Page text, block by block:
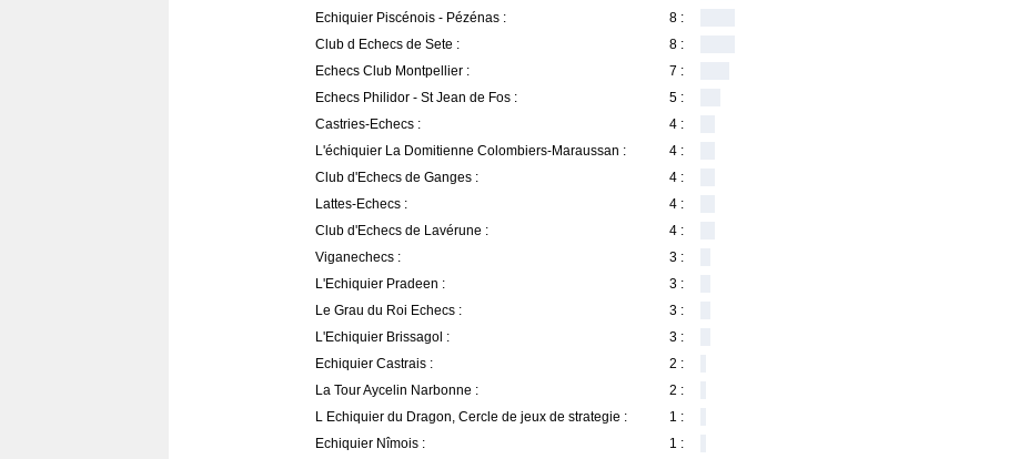
Echiquier Piscénois - Pézénas :
8 :
Club d Echecs de Sete :
8 :
Echecs Club Montpellier :
7 :
Echecs Philidor - St Jean de Fos :
5 :
Castries-Echecs :
4 :
L'échiquier La Domitienne Colombiers-Maraussan :
4 :
Club d'Echecs de Ganges :
4 :
Lattes-Echecs :
4 :
Club d'Echecs de Lavérune :
4 :
Viganechecs :
3 :
L'Echiquier Pradeen :
3 :
Le Grau du Roi Echecs :
3 :
L'Echiquier Brissagol :
3 :
Echiquier Castrais :
2 :
La Tour Aycelin Narbonne :
2 :
L Echiquier du Dragon, Cercle de jeux de strategie :
1 :
Echiquier Nîmois :
1 :